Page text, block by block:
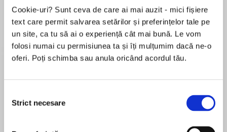
Cookie-uri? Sunt ceva de care ai mai auzit - mici fișiere
text care permit salvarea setărilor și preferințelor tale pe
un site, ca tu să ai o experiență cât mai bună. Le vom
folosi numai cu permisiunea ta și îți mulțumim dacă ne-o
oferi. Poți schimba sau anula oricând acordul tău.
consimțământului
Strict necesare
Despre carte
Potrivit japonezilor, fiecare persoană are un
ikigai - un motiv pentru a trăi. Și, potrivit
locuitorilor din satul japonez cu cei mai longevivi
oameni din lume, găsirea acestuia este cheia
ceea ce iubești, la ce ești bun, pentru ce poți fi
plătit și de ce are nevoie lumea se suprapun -
Recenzii